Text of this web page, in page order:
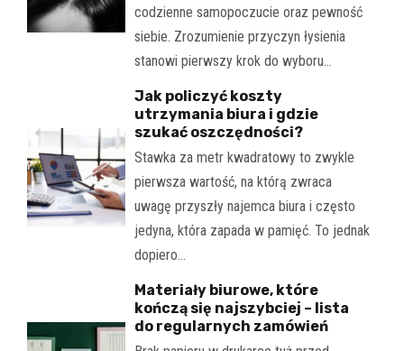
codzienne samopoczucie oraz pewność
siebie. Zrozumienie przyczyn łysienia
stanowi pierwszy krok do wyboru…
Jak policzyć koszty
utrzymania biura i gdzie
szukać oszczędności?
Stawka za metr kwadratowy to zwykle
pierwsza wartość, na którą zwraca
uwagę przyszły najemca biura i często
jedyna, która zapada w pamięć. To jednak
dopiero…
Materiały biurowe, które
kończą się najszybciej – lista
do regularnych zamówień